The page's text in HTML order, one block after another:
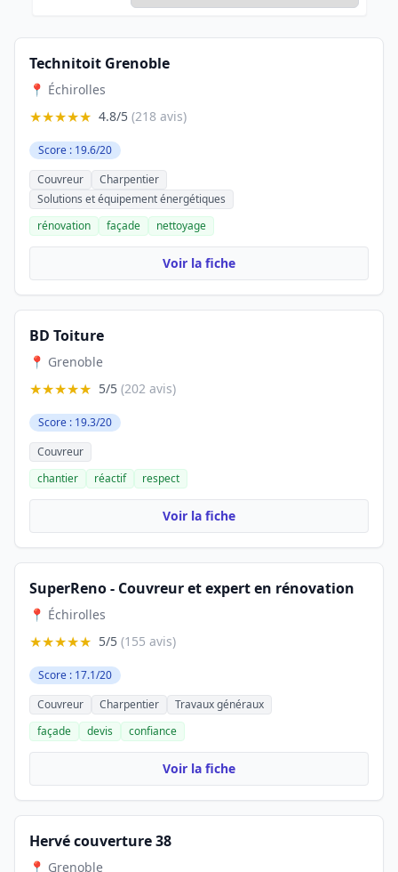
Technitoit Grenoble
📍 Échirolles
★★★★★ 4.8/5 (218 avis)
Score : 19.6/20
Couvreur
Charpentier
Solutions et équipement énergétiques
rénovation
façade nettoyage
Voir la fiche
BD Toiture
📍 Grenoble
★★★★★ 5/5 (202 avis)
Score : 19.3/20
Couvreur
chantier
réactif respect
Voir la fiche
SuperReno - Couvreur et expert en rénovation
📍 Échirolles
★★★★★ 5/5 (155 avis)
Score : 17.1/20
Couvreur
Charpentier
Travaux généraux
façade
devis confiance
Voir la fiche
Hervé couverture 38
📍 Grenoble